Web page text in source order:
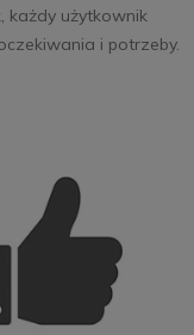
każdy użytkownik
i potrzeby.